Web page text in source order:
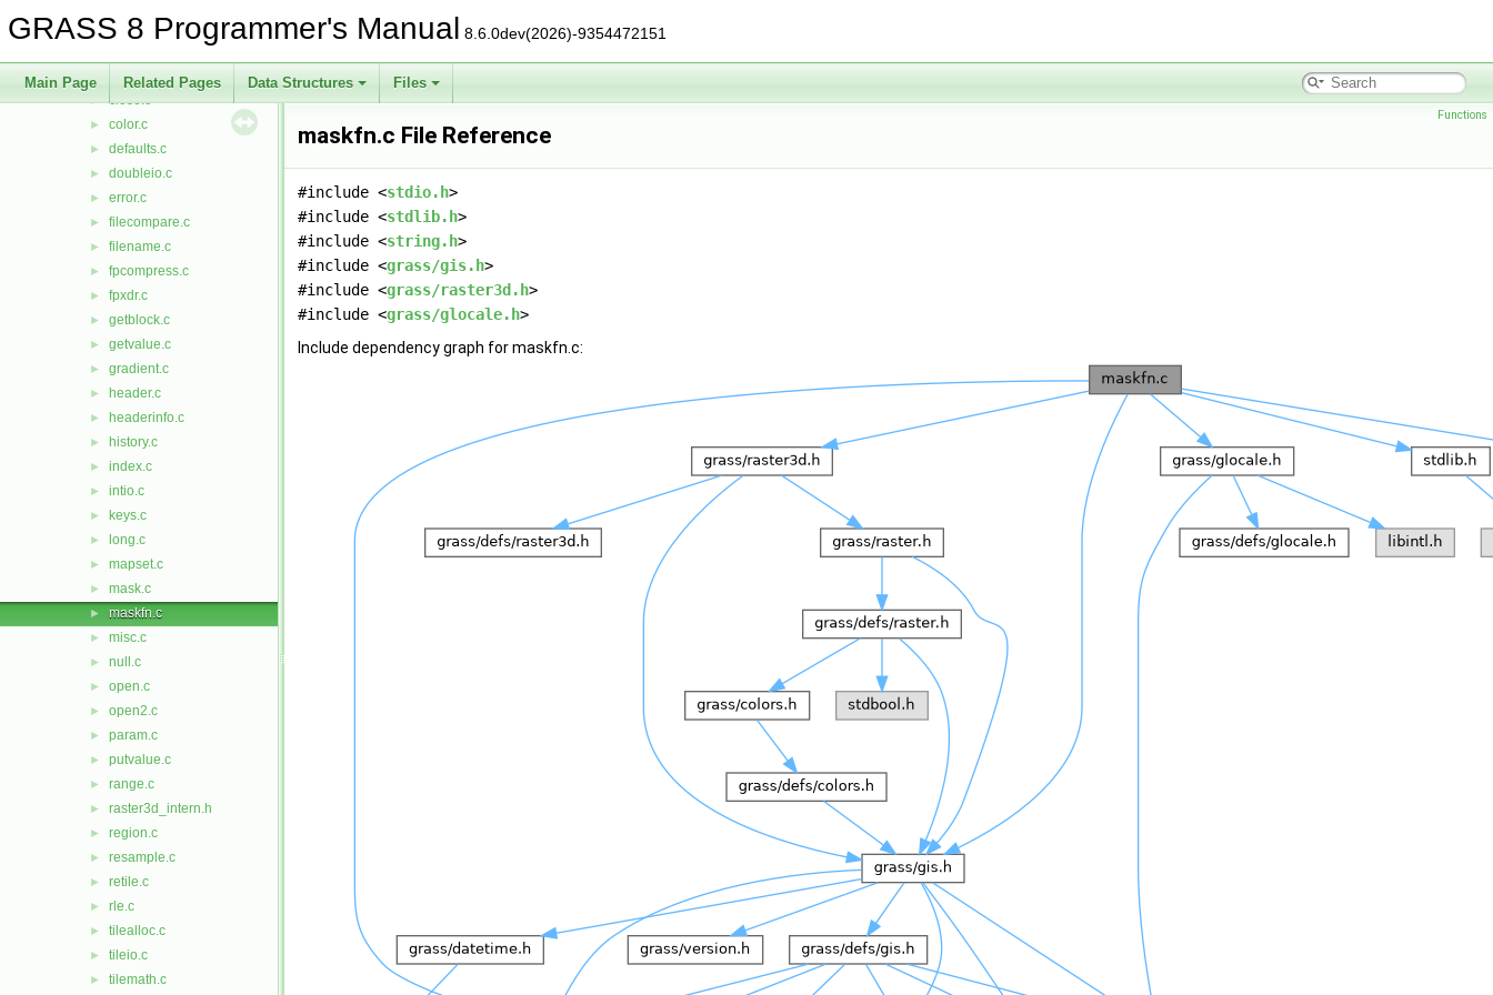
GRASS 8 Programmer's Manual 8.6.0dev(2026)-9354472151
Main Page Related Pages Data Structures Files
► cats.c
changetype.c
► close.c
► color.c
► defaults.c
► doubleio.c
► error.c
► filecompare.c
► filename.c
► fpcompress.c
► fpxdr.c
► getblock.c
► getvalue.c
► gradient.c
► header.c
► headerinfo.c
► history.c
► index.c
► intio.c
► keys.c
► long.c
► mapset.c
► mask.c
► maskfn.c
► misc.c
► null.c
► open.c
► open2.c
► param.c
► putvalue.c
► range.c
► raster3d_intern.h
► region.c
► resample.c
► retile.c
► rle.c
► tilealloc.c
► tileio.c
► tilemath.c
Functions
maskfn.c File Reference
#include <stdio.h>
#include <stdlib.h>
#include <string.h>
#include <grass/gis.h>
#include <grass/raster3d.h>
#include <grass/glocale.h>
Include dependency graph for maskfn.c: